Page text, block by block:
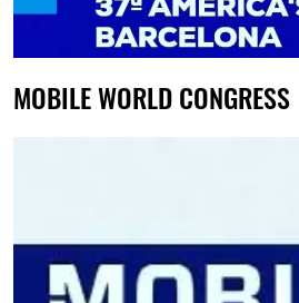
MOBILE WORLD CONGRESS